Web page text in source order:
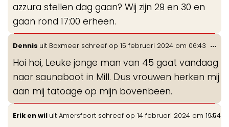
azzura stellen dag gaan? Wij zijn 29 en 30 en
gaan rond 17:00 erheen.
Dennis uit Boxmeer schreef op 15 februari 2024 om 06:43
Hoi hoi, Leuke jonge man van 45 gaat vandaag
naar saunaboot in Mill. Dus vrouwen herken mij
aan mij tatoage op mijn bovenbeen.
...
Erik en wil uit Amersfoort schreef op 14 februari 2024 om 19:54
...